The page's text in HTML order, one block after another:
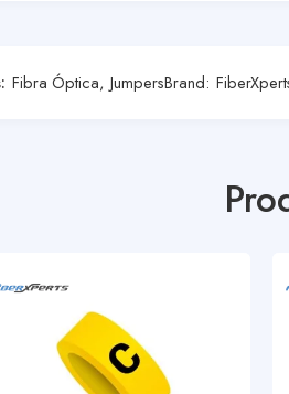
Fibra Óptica, JumpersBrand: